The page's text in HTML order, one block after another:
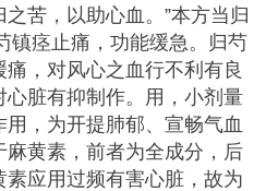
之苦，以助心血。”本方当归
镇痉止痛，功能缓急。归芍
，对风心之血行不利有良
脏有抑制作。用，小剂量
，为开提肺郁、宣畅气血
麻黄素，前者为全成分，后
应用过频有害心脏，故为